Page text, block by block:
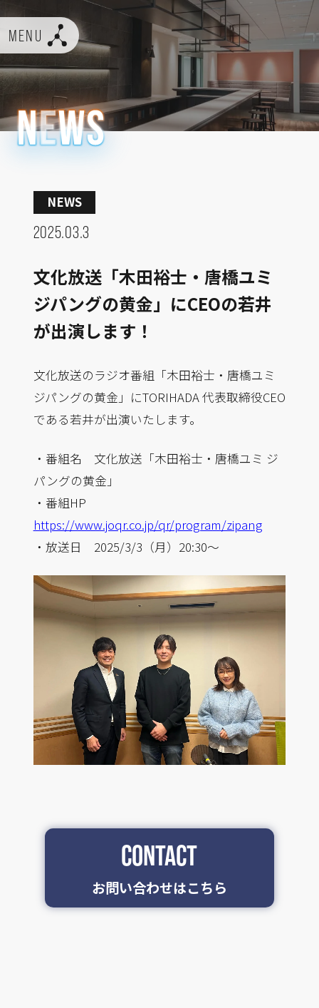
MENU
NEWS
2025.03.3
文化放送「木田裕士・唐橋ユミ
ジパングの黄金」にCEOの若井
が出演します！
文化放送のラジオ番組「木田裕士・唐橋ユミ
ジパングの黄金」にTORIHADA 代表取締役CEO
である若井が出演いたします。
・番組名 文化放送「木田裕士・唐橋ユミ ジ
パングの黄金」
・番組HP
https://www.joqr.co.jp/qr/program/zipang
・放送日 2025/3/3（月）20:30〜
CONTACT
お問い合わせはこちら